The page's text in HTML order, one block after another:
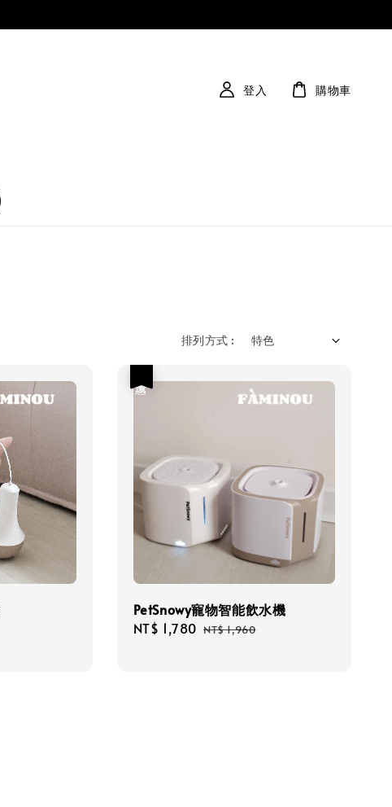
登入 購物車
排列方式 :
PetSnowy寵物智能飲水機
Sale
NT$ 1,780 Regular
NT$ 1,960